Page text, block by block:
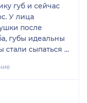
губ и сейчас
У лица
после
губы идеальны
стали сыпаться в
стать
у трех